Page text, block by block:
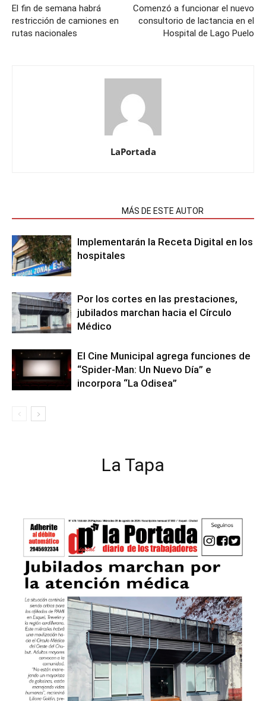
El fin de semana habrá
restricción de camiones en
rutas nacionales
Comenzó a funcionar el nuevo
consultorio de lactancia en el
Hospital de Lago Puelo
LaPortada
MÁS DE ESTE AUTOR
Implementarán la Receta Digital en los
hospitales
Por los cortes en las prestaciones,
jubilados marchan hacia el Círculo
Médico
El Cine Municipal agrega funciones de
“Spider-Man: Un Nuevo Día” e
incorpora “La Odisea”
La Tapa